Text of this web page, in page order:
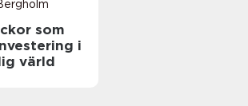
som
i
värld